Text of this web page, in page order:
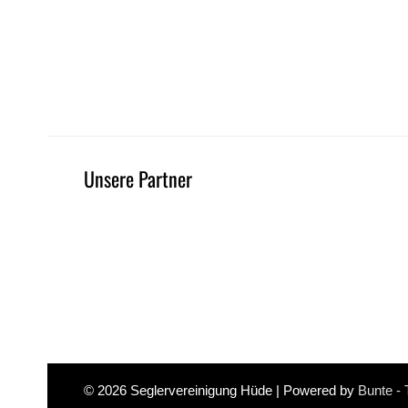
Unsere Partner
© 2026 Seglervereinigung Hüde | Powered by Bunte -